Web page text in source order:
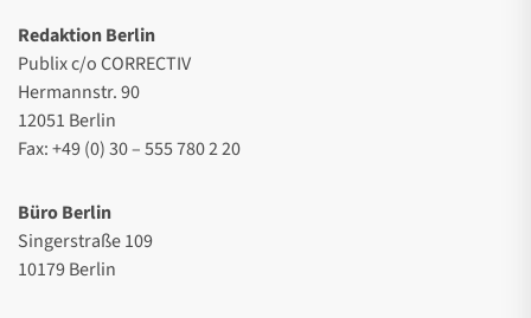
Redaktion Berlin
Publix c/o CORRECTIV
Hermannstr. 90
12051 Berlin
Fax: +49 (0) 30 – 555 780 2 20
Büro Berlin
Singerstraße 109
10179 Berlin